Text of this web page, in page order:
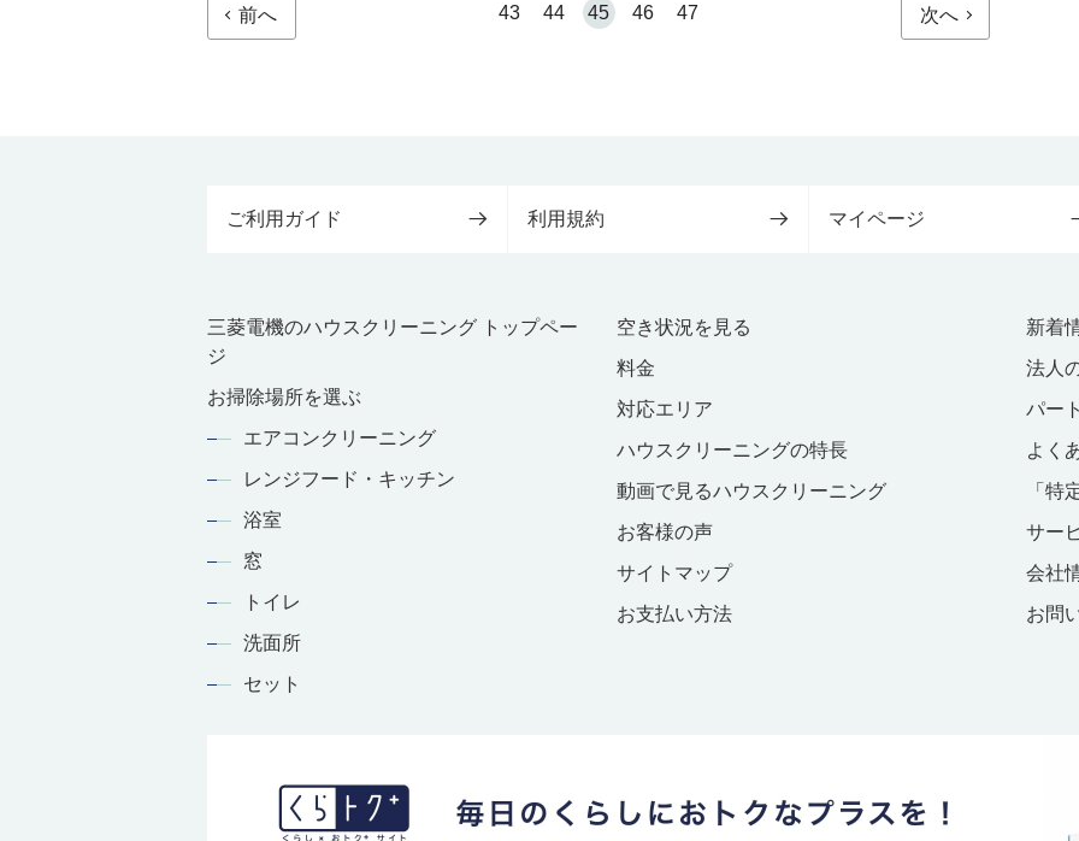
前へ 43 44 45 46 47 次へ
ご利用ガイド 利用規約 マイページ
三菱電機のハウスクリーニング トップペー
ジ
お掃除場所を選ぶ
エアコンクリーニング
レンジフード・キッチン
浴室
窓
トイレ
洗面所
セット
空き状況を見る
料金
対応エリア
ハウスクリーニングの特長
動画で見るハウスクリーニング
お客様の声
サイトマップ
お支払い方法
新着
法人
パー
よく
「特
サー
会社
お問